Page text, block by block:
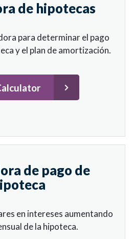
de hipotecas
para determinar el pago
y el plan de amortización.
de pago de
en intereses aumentando
de la hipoteca.